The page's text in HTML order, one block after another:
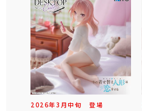
2026年3 月中旬 登場